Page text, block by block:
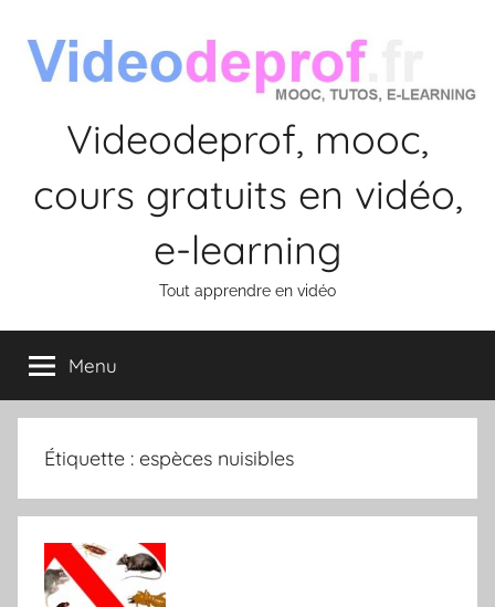
contenu
Videodeprof, mooc,
cours gratuits en vidéo,
e-learning
Tout apprendre en vidéo
Menu
Étiquette : espèces nuisibles